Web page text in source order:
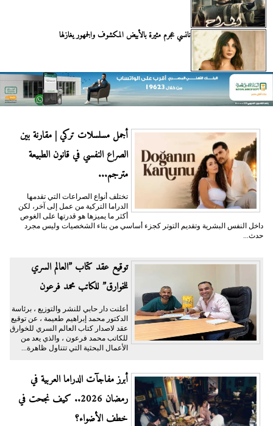
نانسي عجرم مثيرة بالأبيض المكشوف والجمهور يغازلها
أجمل مسلسلات تركي | مقارنة بين
الصراع النفسي في قانون الطبيعة
مترجم...
تختلف أنواع الصراعات التي تقدمها
الدراما التركية من عمل إلى آخر، لكن
أكثر ما يميزها هو قدرتها على الغوص
داخل النفس البشرية وتقديم التوتر كجزء أساسي من بناء الشخصيات وليس مجرد
حدث...
توقيع عقد كتاب ”العالم السري
للخوارق” للكاتب محمد فرعون
أعلنت دار حابي للنشر والتوزيع ، برئاسة
الدكتور محمد إبراهيم طعيمة ، عن توقيع
عقد لاصدار كتاب العالم السري للخوارق
للكاتب محمد فرعون ، والذي يعد من
الأعمال البحثية التي تتناول ظاهرة...
أبرز مفاجآت الدراما العربية في
رمضان 2026.. كيف نجحت في
خطف الأضواء؟